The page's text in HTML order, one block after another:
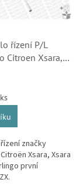
řízení P/L
Citroen Xsara,
a Xsara Picasso
značky
Xsara, Xsara
první